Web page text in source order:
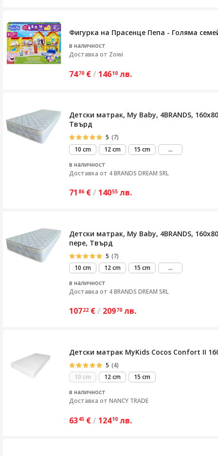
Фигурка на Прасенце Пепа - Голяма
в наличност
Доставка от Zowi
7470 €/ 14610 лв.
Детски матрак, My Baby, 4BRANDS,
Твърд
5 (7)
10 cm
12 cm 15 cm ...виж
в наличност
Доставка от 4 BRANDS DREAM SRL
71 86 €/ 14055 лв.
Детски матрак, My Baby, 4BRANDS,
пере, Твърд
5 (7)
10 cm
12 cm 15 cm ...виж
в наличност
Доставка от 4 BRANDS DREAM SRL
10722 €/ 20970 лв.
Детски матрак MyKids Cocos Confort II
5 (4)
10 cm
12 cm
15 cm
в наличност
Доставка от NANCY TRADE
6345 €/ 12410 лв.